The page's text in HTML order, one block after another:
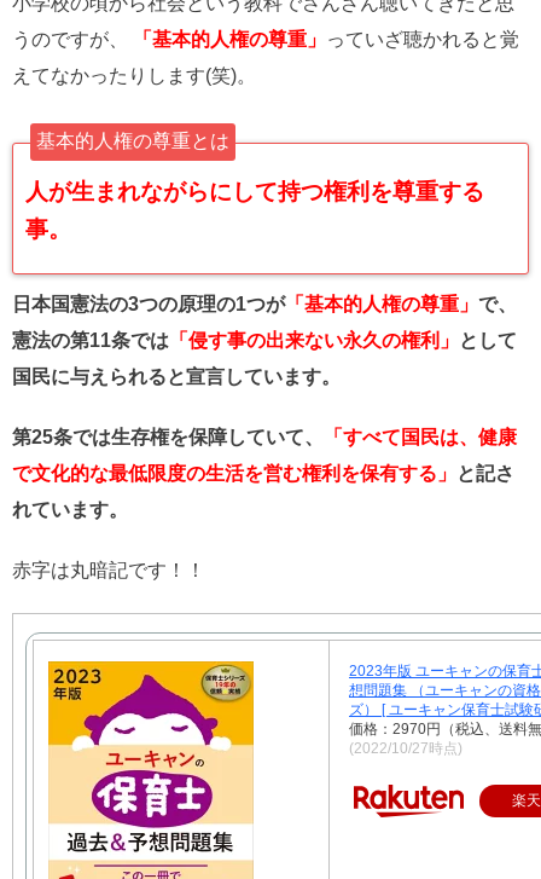
うのですが、
「基本的人権の尊重」 っていざ聴かれると覚
えてなかったりします(笑)。
基本的人権の尊重とは
人が生まれながらにして持つ権利を尊重する
事。
日本国憲法の3つの原理の1つが「基本的人権の尊重」 で、
憲法の第11条では 「侵す事の出来ない永久の権利」 として
国民に与えられると宣言しています。
第25条では生存権を保障していて、
「すべて国民は、健康
で文化的な最低限度の生活を営む権利を保有する」 と記さ
れています。
赤字は丸暗記です！！
2023年版 ユーキャンの保育
想問題集 （ユーキャンの資
ズ） [ ユーキャン保育士試験
価格：2970円（税込、送料
(2022/10/27時点)
楽